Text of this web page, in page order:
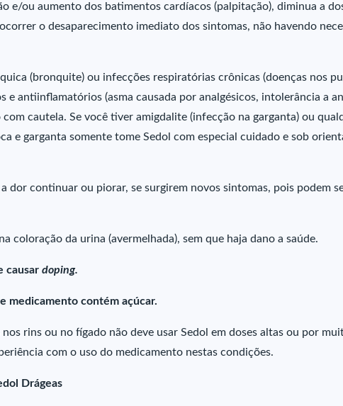
e/ou aumento dos batimentos cardíacos (palpitação), diminua a
o desaparecimento imediato dos sintomas, não havendo
(bronquite) ou infecções respiratórias crônicas (doenças nos
e antiinflamatórios (asma causada por analgésicos, intolerância a
cautela. Se você tiver amigdalite (infecção na garganta) ou
e garganta somente tome Sedol com especial cuidado e sob
dor continuar ou piorar, se surgirem novos sintomas, pois podem
coloração da urina (avermelhada), sem que haja dano a saúde.
causar doping.
medicamento contém açúcar.
rins ou no fígado não deve usar Sedol em doses altas ou por
com o uso do medicamento nestas condições.
Drágeas